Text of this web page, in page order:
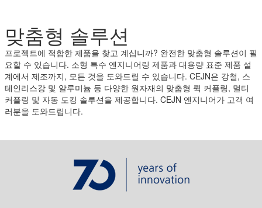
맞춤형 솔루션
프로젝트에 적합한 제품을 찾고 계십니까? 완전한 맞춤형 솔루션이 필
요할 수 있습니다. 소형 특수 엔지니어링 제품과 대용량 표준 제품 설
계에서 제조까지, 모든 것을 도와드릴 수 있습니다. CEJN은 강철, 스
테인리스강 및 알루미늄 등 다양한 원자재의 맞춤형 퀵 커플링, 멀티
커플링 및 자동 도킹 솔루션을 제공합니다. CEJN 엔지니어가 고객 여
러분을 도와드립니다.